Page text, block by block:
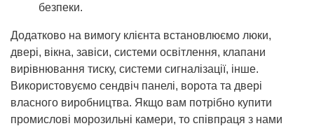
безпеки.
Додатково на вимогу клієнта встановлюємо люки,
двері, вікна, завіси, системи освітлення, клапани
вирівнювання тиску, системи сигналізації, інше.
Використовуємо сендвіч панелі, ворота та двері
власного виробництва. Якщо вам потрібно купити
промислові морозильні камери, то співпраця з нами